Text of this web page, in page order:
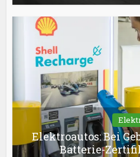
Elektroautos: Bei
Batterie-